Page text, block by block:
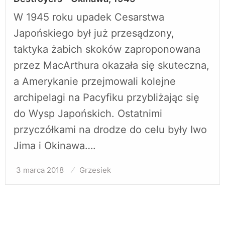
W 1945 roku upadek Cesarstwa
Japońskiego był już przesądzony,
taktyka żabich skoków zaproponowana
przez MacArthura okazała się skuteczna,
a Amerykanie przejmowali kolejne
archipelagi na Pacyfiku przybliżając się
do Wysp Japońskich. Ostatnimi
przyczółkami na drodze do celu były Iwo
Jima i Okinawa….
Opublikowane
3 marca 2018 Grzesiek